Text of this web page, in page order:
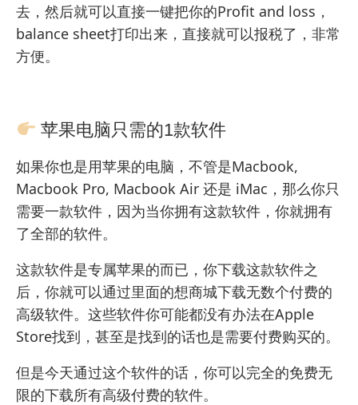
去，然后就可以直接一键把你的Profit and loss，
balance sheet打印出来，直接就可以报税了，非常
方便。
苹果电脑只需的1款软件
如果你也是用苹果的电脑，不管是Macbook,
Macbook Pro, Macbook Air 还是 iMac，那么你只
需要一款软件，因为当你拥有这款软件，你就拥有
了全部的软件。
这款软件是专属苹果的而已，你下载这款软件之
后，你就可以通过里面的想商城下载无数个付费的
高级软件。这些软件你可能都没有办法在Apple
Store找到，甚至是找到的话也是需要付费购买的。
但是今天通过这个软件的话，你可以完全的免费无
限的下载所有高级付费的软件。